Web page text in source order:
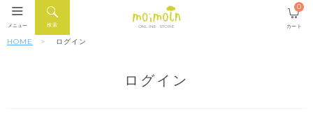
ONLINE STORE
検索
メニュー カート
0
HOME ログイン
ログイン